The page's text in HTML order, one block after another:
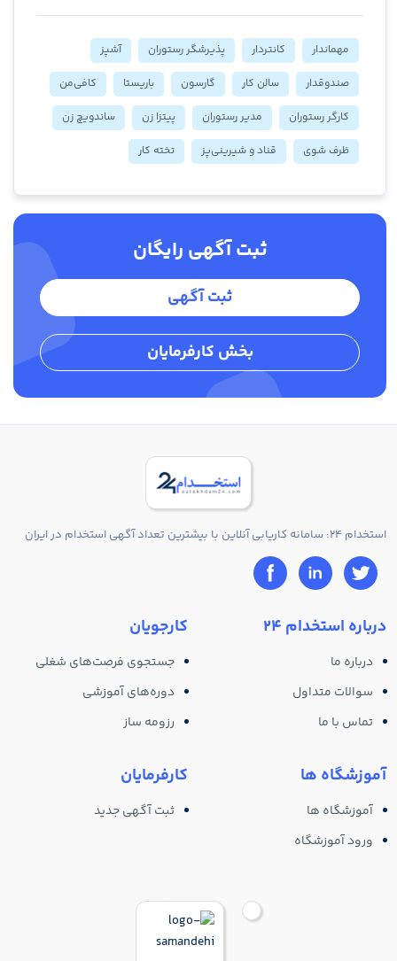
مهماندار کانتر‌دار پذیرشگر رستوران
آشپز
صندوقدار
سالن کار گارسون باریستا
کافی‌من
کارگر رستوران
مدیر رستوران پیتزا زن
ساندویچ زن
ظرف شوی
قناد و شیرینی‌پز تخته کار
ثبت آگهی رایگان
ثبت آگهی
بخش کارفرمایان
استخدام 24: سامانه کاریابی آنلاین با بیشترین تعداد آگهی استخدام در ایران
درباره استخدام 24
درباره ما
سوالات متداول
تماس با ما
آموزشگاه ها
آموزشگاه ها
ورود آموزشگاه
کارجویان
جستجوی فرصت‌های شغلی
دوره‌های آموزشی
رزومه ساز
کارفرمایان
ثبت آگهی جدید